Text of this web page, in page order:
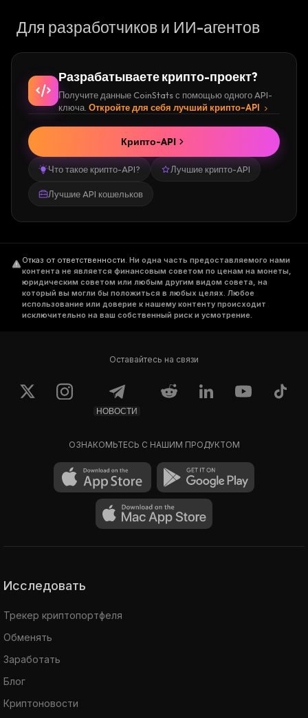
Для разработчиков и ИИ-агентов
Разрабатываете крипто-проект?
Получите данные CoinStats с помощью одного API-
ключа. Откройте для себя лучший крипто-API
Что такое крипто-API? Лучшие крипто-API
Лучшие API кошельков
Крипто-API
Отказ от ответственности. Ни одна часть предоставляемого нами
контента не является финансовым советом по ценам на монеты,
юридическим советом или любым другим видом совета, на
который вы могли бы положиться в любых целях. Любое
использование или доверие к нашему контенту происходит
исключительно на ваш собственный риск и усмотрение.
Оставайтесь на связи
НОВОСТИ
ОЗНАКОМЬТЕСЬ С НАШИМ ПРОДУКТОМ
Исследовать
Трекер криптопортфеля
Обменять
Заработать
Блог
Криптоновости